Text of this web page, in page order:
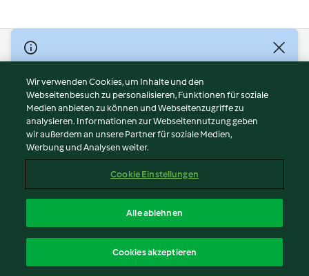
© Copyright 2026
Nutzungsbedingungen
Datenschutzrichtlinien
Disclaimer
Impressum
Cookies
Abo kündigen
Erklärung zur Barrierefreiheit
Wir verwenden Cookies, um Inhalte und den
Webseitenbesuch zu personalisieren, Funktionen für soziale
Medien anbieten zu können und Webseitenzugriffe zu
analysieren. Informationen zur Webseitennutzung geben
wir außerdem an unsere Partner für soziale Medien,
Werbung und Analysen weiter.
Cookie Einstellungen
Alle ablehnen
Cookies akzeptieren